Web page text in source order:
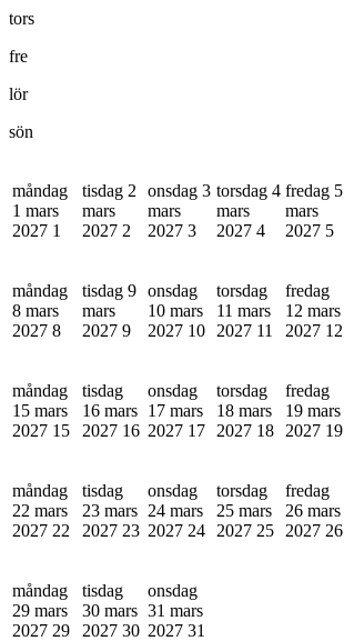
tors
fre
lör
sön
måndag
1 mars
2027 1
tisdag 2
mars
2027 2
onsdag 3
mars
2027 3
torsdag 4
mars
2027 4
fredag 5
mars
2027 5
måndag
8 mars
2027 8
tisdag 9
mars
2027 9
onsdag
10 mars
2027 10
torsdag
11 mars
2027 11
fredag
12 mars
2027 12
måndag
15 mars
2027 15
tisdag
16 mars
2027 16
onsdag
17 mars
2027 17
torsdag
18 mars
2027 18
fredag
19 mars
2027 19
måndag
22 mars
2027 22
tisdag
23 mars
2027 23
onsdag
24 mars
2027 24
torsdag
25 mars
2027 25
fredag
26 mars
2027 26
måndag
29 mars
2027 29
tisdag
30 mars
2027 30
onsdag
31 mars
2027 31